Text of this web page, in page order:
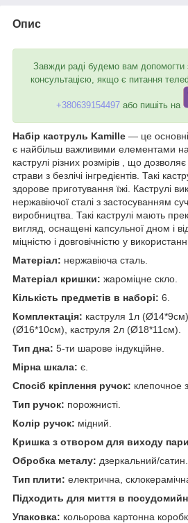
Опис
Завжди раді будемо вам допомогти
консультацією, якщо є питання
+380639154497 або пишіть на
Набір каструль Kamille — це
є найбільш важливими елементами на
каструлі різних розмірів , що
страви з безлічі інгредієнтів. Такі
здорове приготування їжі. Каструлі
нержавіючої сталі з застосуванням
виробництва. Такі каструлі мають
вигляд, оснащені капсульної дном і
міцністю і довговічністю у
Матеріал: нержавіюча сталь.
Матеріал кришки: жароміцне скло.
Кількість предметів в наборі: 6.
Комплектація: каструля 1л
(Ø16*10см), каструля 2л (Ø18*11см).
Тип дна: 5-ти шарове індукційне.
Мірна шкала: є.
Спосіб кріплення ручок: клепочное
Тип ручок: порожнисті.
Колір ручок: мідний.
Кришка з отвором для виходу
Обробка металу: дзеркальний/сатин.
Тип плити: електрична,
Підходить для миття в
Упаковка: кольорова картонна